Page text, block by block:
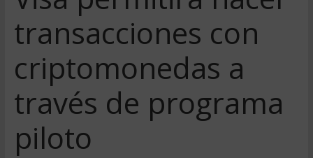
transacciones con
criptomonedas a
través de programa
piloto